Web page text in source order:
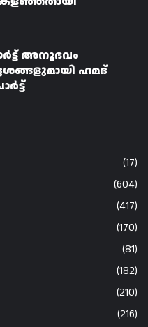
അനുഭവം
ഹമദ്
(17)
(604)
(417)
(170)
(81)
(182)
(210)
(216)